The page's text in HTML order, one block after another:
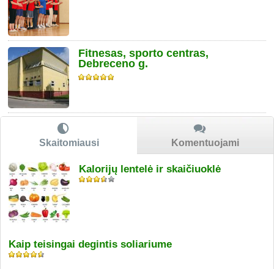
Fitnesas, sporto centras,
Debreceno g.
Skaitomiausi Komentuojami
Kalorijų lentelė ir skaičiuoklė
Kaip teisingai degintis soliariume